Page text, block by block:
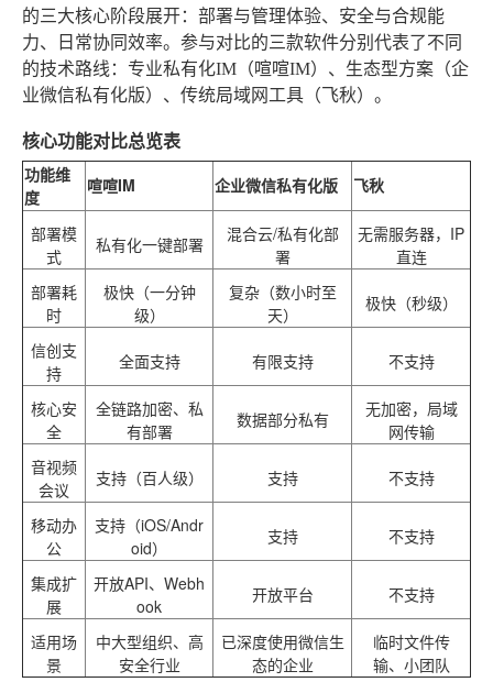
的三大核心阶段展开：部署与管理体验、安全与合规能
力、日常协同效率。参与对比的三款软件分别代表了不同
的技术路线：专业私有化IM（喧喧IM）、生态型方案（企
业微信私有化版）、传统局域网工具（飞秋）。
核心功能对比总览表
功能维
度
喧喧IM 企业微信私有化版 飞秋
部署模
式
私有化一键部署
混合云/私有化部
署
无需服务器，IP
直连
部署耗
时
极快（一分钟
级）
复杂（数小时至
天）
极快（秒级）
信创支
持
全面支持 有限支持 不支持
核心安
全
全链路加密、私
有部署
数据部分私有
无加密，局域
网传输
音视频
会议
支持（百人级） 支持 不支持
移动办
公
支持（iOS/Andr
oid）
支持 不支持
集成扩
展
开放API、Webh
ook
开放平台 不支持
适用场
景
中大型组织、高
安全行业
已深度使用微信生
态的企业
临时文件传
输、小团队